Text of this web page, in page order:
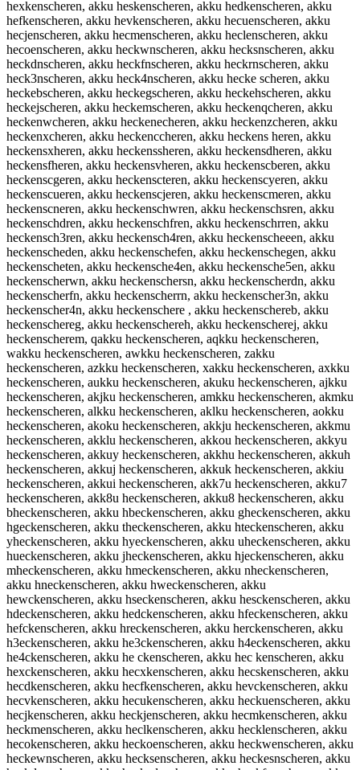
hexkenscheren, akku heskenscheren, akku hedkenscheren, akku
hefkenscheren, akku hevkenscheren, akku hecuenscheren, akku
hecjenscheren, akku hecmenscheren, akku heclenscheren, akku
hecoenscheren, akku heckwnscheren, akku hecksnscheren, akku
heckdnscheren, akku heckfnscheren, akku heckrnscheren, akku
heck3nscheren, akku heck4nscheren, akku hecke scheren, akku
heckebscheren, akku heckegscheren, akku heckehscheren, akku
heckejscheren, akku heckemscheren, akku heckenqcheren, akku
heckenwcheren, akku heckenecheren, akku heckenzcheren, akku
heckenxcheren, akku heckenccheren, akku heckens heren, akku
heckensxheren, akku heckenssheren, akku heckensdheren, akku
heckensfheren, akku heckensvheren, akku heckenscberen, akku
heckenscgeren, akku heckenscteren, akku heckenscyeren, akku
heckenscueren, akku heckenscjeren, akku heckenscmeren, akku
heckenscneren, akku heckenschwren, akku heckenschsren, akku
heckenschdren, akku heckenschfren, akku heckenschrren, akku
heckensch3ren, akku heckensch4ren, akku heckenscheeen, akku
heckenscheden, akku heckenschefen, akku heckenschegen, akku
heckenscheten, akku heckensche4en, akku heckensche5en, akku
heckenscherwn, akku heckenschersn, akku heckenscherdn, akku
heckenscherfn, akku heckenscherrn, akku heckenscher3n, akku
heckenscher4n, akku heckenschere , akku heckenschereb, akku
heckenschereg, akku heckenschereh, akku heckenscherej, akku
heckenscherem, qakku heckenscheren, aqkku heckenscheren,
wakku heckenscheren, awkku heckenscheren, zakku
heckenscheren, azkku heckenscheren, xakku heckenscheren, axkku
heckenscheren, aukku heckenscheren, akuku heckenscheren, ajkku
heckenscheren, akjku heckenscheren, amkku heckenscheren, akmku
heckenscheren, alkku heckenscheren, aklku heckenscheren, aokku
heckenscheren, akoku heckenscheren, akkju heckenscheren, akkmu
heckenscheren, akklu heckenscheren, akkou heckenscheren, akkyu
heckenscheren, akkuy heckenscheren, akkhu heckenscheren, akkuh
heckenscheren, akkuj heckenscheren, akkuk heckenscheren, akkiu
heckenscheren, akkui heckenscheren, akk7u heckenscheren, akku7
heckenscheren, akk8u heckenscheren, akku8 heckenscheren, akku
bheckenscheren, akku hbeckenscheren, akku gheckenscheren, akku
hgeckenscheren, akku theckenscheren, akku hteckenscheren, akku
yheckenscheren, akku hyeckenscheren, akku uheckenscheren, akku
hueckenscheren, akku jheckenscheren, akku hjeckenscheren, akku
mheckenscheren, akku hmeckenscheren, akku nheckenscheren,
akku hneckenscheren, akku hweckenscheren, akku
hewckenscheren, akku hseckenscheren, akku hesckenscheren, akku
hdeckenscheren, akku hedckenscheren, akku hfeckenscheren, akku
hefckenscheren, akku hreckenscheren, akku herckenscheren, akku
h3eckenscheren, akku he3ckenscheren, akku h4eckenscheren, akku
he4ckenscheren, akku he ckenscheren, akku hec kenscheren, akku
hexckenscheren, akku hecxkenscheren, akku hecskenscheren, akku
hecdkenscheren, akku hecfkenscheren, akku hevckenscheren, akku
hecvkenscheren, akku hecukenscheren, akku heckuenscheren, akku
hecjkenscheren, akku heckjenscheren, akku hecmkenscheren, akku
heckmenscheren, akku heclkenscheren, akku hecklenscheren, akku
hecokenscheren, akku heckoenscheren, akku heckwenscheren, akku
heckewnscheren, akku hecksenscheren, akku heckesnscheren, akku